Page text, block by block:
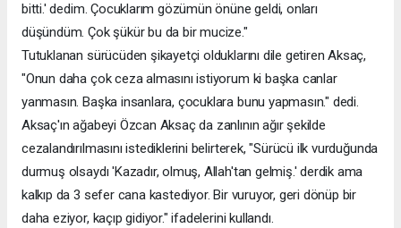
bitti.' dedim. Çocuklarım gözümün önüne geldi, onları
düşündüm. Çok şükür bu da bir mucize."
Tutuklanan sürücüden şikayetçi olduklarını dile getiren Aksaç,
"Onun daha çok ceza almasını istiyorum ki başka canlar
yanmasın. Başka insanlara, çocuklara bunu yapmasın." dedi.
Aksaç'ın ağabeyi Özcan Aksaç da zanlının ağır şekilde
cezalandırılmasını istediklerini belirterek, "Sürücü ilk vurduğunda
durmuş olsaydı 'Kazadır, olmuş, Allah'tan gelmiş.' derdik ama
kalkıp da 3 sefer cana kastediyor. Bir vuruyor, geri dönüp bir
daha eziyor, kaçıp gidiyor." ifadelerini kullandı.